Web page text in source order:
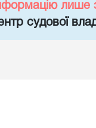
лише
судової